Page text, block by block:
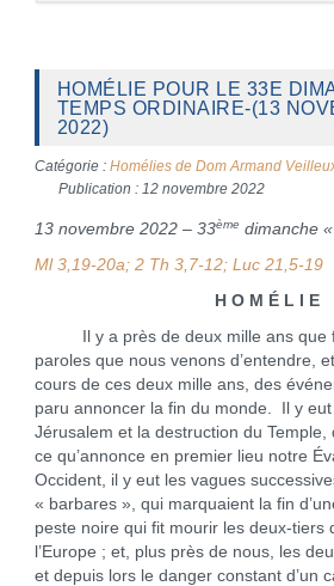
HOMÉLIE POUR LE 33E
TEMPS ORDINAIRE-(13
2022)
Catégorie : Homélies de Dom Armand
Publication : 12 novembre 2022
13 novembre 2022 – 33ème dimanche
Ml 3,19-20a; 2 Th 3,7-12; Luc 21,5-19
H O M É L I E
Il y a près de deux mille ans que
paroles que nous venons d’entendre,
cours de ces deux mille ans, des
paru annoncer la fin du monde. Il y eut
Jérusalem et la destruction du Temple,
ce qu’annonce en premier lieu notre
Occident, il y eut les vagues
« barbares », qui marquaient la fin
peste noire qui fit mourir les deux-tiers
l’Europe ; et, plus près de nous, les
et depuis lors le danger constant d’un